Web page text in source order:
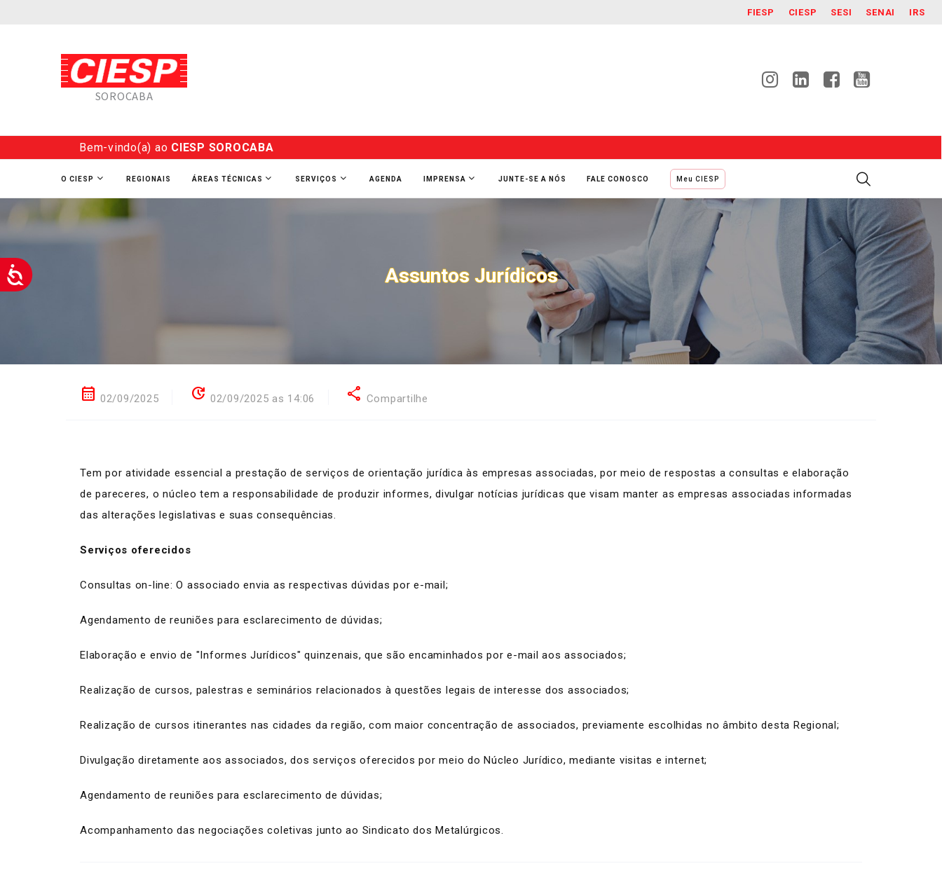
FIESP CIESP SESI SENAI IRS
SOROCABA
Bem-vindo(a) ao CIESP SOROCABA
O CIESP REGIONAIS ÁREAS TÉCNICAS SERVIÇOS AGENDA IMPRENSA JUNTE-SE A NÓS FALE CONOSCO Meu CIESP
Assuntos Jurídicos
calendar_month 02/09/2025 update 02/09/2025 as 14:06 share Compartilhe
Tem por atividade essencial a prestação de serviços de orientação jurídica às empresas associadas, por meio de respostas a consultas e elaboração
de pareceres, o núcleo tem a responsabilidade de produzir informes, divulgar notícias jurídicas que visam manter as empresas associadas informadas
das alterações legislativas e suas consequências.
Serviços oferecidos
Consultas on-line: O associado envia as respectivas dúvidas por e-mail;
Agendamento de reuniões para esclarecimento de dúvidas;
Elaboração e envio de "Informes Jurídicos" quinzenais, que são encaminhados por e-mail aos associados;
Realização de cursos, palestras e seminários relacionados à questões legais de interesse dos associados;
Realização de cursos itinerantes nas cidades da região, com maior concentração de associados, previamente escolhidas no âmbito desta Regional;
Divulgação diretamente aos associados, dos serviços oferecidos por meio do Núcleo Jurídico, mediante visitas e internet;
Agendamento de reuniões para esclarecimento de dúvidas;
Acompanhamento das negociações coletivas junto ao Sindicato dos Metalúrgicos.